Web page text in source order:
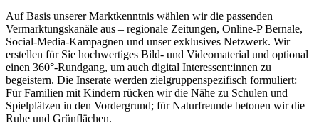
Auf Basis unserer Marktkenntnis wählen wir die passenden
Vermarktungskanäle aus – regionale Zeitungen, Online-P Bernale,
Social-Media-Kampagnen und unser exklusives Netzwerk. Wir
erstellen für Sie hochwertiges Bild- und Videomaterial und optional
einen 360°-Rundgang, um auch digital Interessent:innen zu
begeistern. Die Inserate werden zielgruppenspezifisch formuliert:
Für Familien mit Kindern rücken wir die Nähe zu Schulen und
Spielplätzen in den Vordergrund; für Naturfreunde betonen wir die
Ruhe und Grünflächen.